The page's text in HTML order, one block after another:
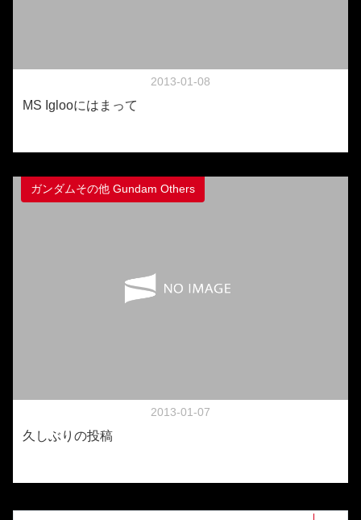
2013-01-08
MS Iglooにはまって
ガンダムその他 Gundam Others
2013-01-07
久しぶりの投稿